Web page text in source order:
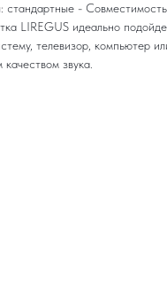
стандартные -
LIREGUS идеально
телевизор, компьютер
звука.